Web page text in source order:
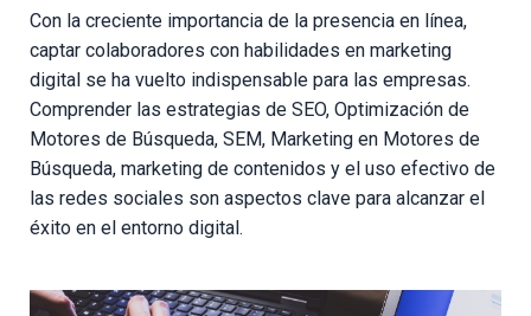
Con la creciente importancia de la presencia en línea,
captar colaboradores con habilidades en marketing
digital se ha vuelto indispensable para las empresas.
Comprender las estrategias de SEO, Optimización de
Motores de Búsqueda, SEM, Marketing en Motores de
Búsqueda, marketing de contenidos y el uso efectivo de
las redes sociales son aspectos clave para alcanzar el
éxito en el entorno digital.